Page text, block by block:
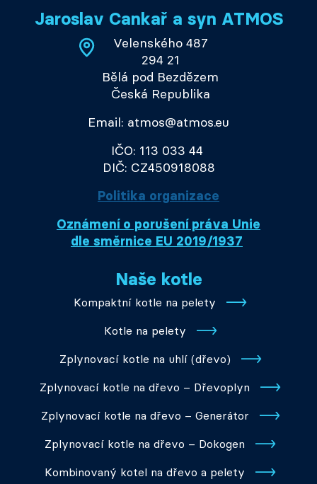
Jaroslav Cankař a syn ATMOS
Velenského 487
294 21
Bělá pod Bezdězem
Česká Republika
Email: atmos@atmos.eu
IČO: 113 033 44
DIČ: CZ450918088
Politika organizace
Oznámení o porušení práva Unie
dle směrnice EU 2019/1937
Naše kotle
Kompaktní kotle na pelety
Kotle na pelety
Zplynovací kotle na uhlí (dřevo)
Zplynovací kotle na dřevo – Dřevoplyn
Zplynovací kotle na dřevo – Generátor
Zplynovací kotle na dřevo – Dokogen
Kombinovaný kotel na dřevo a pelety